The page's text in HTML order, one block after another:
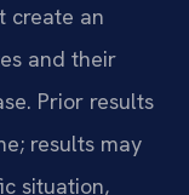
create an
and their
Prior results
results may
situation,